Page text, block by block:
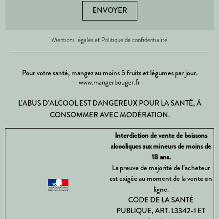
ENVOYER
Mentions légales et Politique de confidentialité
Pour votre santé, mangez au moins 5 fruits et légumes par jour.
www.mangerbouger.fr
L’ABUS D’ALCOOL EST DANGEREUX POUR LA SANTÉ, À
CONSOMMER AVEC MODÉRATION.
Interdiction de vente de boissons
alcooliques aux mineurs de moins de
18 ans.
La preuve de majorité de l’acheteur
est exigée au moment de la vente en
ligne.
CODE DE LA SANTÉ
PUBLIQUE, ART. L3342-1 ET